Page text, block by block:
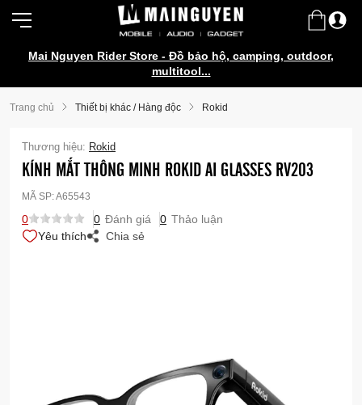
Mai Nguyen Rider Store - Đồ bảo hộ, camping, outdoor,
multitool...
Trang chủ Thiết bị khác / Hàng độc Rokid
Thương hiệu: Rokid
KÍNH MẮT THÔNG MINH ROKID AI GLASSES RV203
MÃ SP:A65543
0 0 Đánh giá 0 Thảo luận
Yêu thích
Chia sẻ